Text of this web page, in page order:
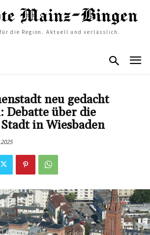
die Region. Aktuell und verlässlich.
neu gedacht
Debatte über die
in Wiesbaden